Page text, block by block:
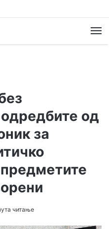
од
за
читање